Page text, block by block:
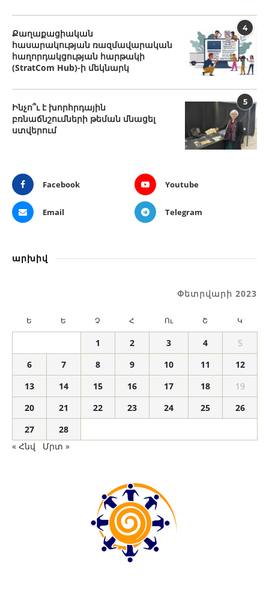
4
Քաղաքացիական
հասարակության ռազմավարական
հաղորդակցության հարթակի
(StratCom Hub)-ի մեկնարկ
5
Ինչո՞ւ է խորհրդային
բռնաճնշումների թեման մնացել
ստվերում
Facebook Youtube
Email Telegram
արխիվ
Փետրվարի 2023
Ե Ե Չ Հ Ու Շ Կ
1 2 3 4
5
6
7 8 9 10 11
12
13
14 15 16 17 18
19
20
21 22 23 24 25
26
27
28
« Հնվ
Մրտ »